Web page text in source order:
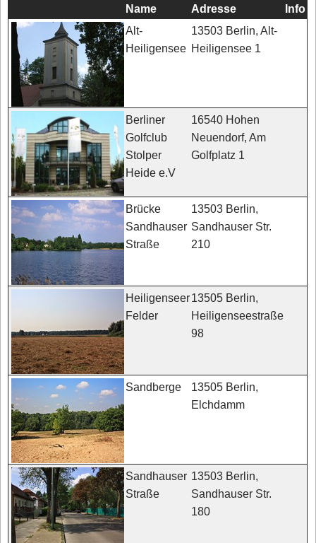
Name Adresse Info
Alt-
Heiligensee
13503 Berlin, Alt-
Heiligensee 1
Berliner
Golfclub
Stolper
Heide e.V
16540 Hohen
Neuendorf, Am
Golfplatz 1
Brücke
Sandhauser
Straße
13503 Berlin,
Sandhauser Str.
210
Heiligenseer
Felder
13505 Berlin,
Heiligenseestraße
98
Sandberge
13505 Berlin,
Elchdamm
Sandhauser
Straße
13503 Berlin,
Sandhauser Str.
180